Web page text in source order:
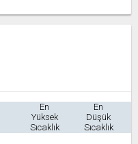
En
Yüksek
Sıcaklık
En
Düşük
Sıcaklık